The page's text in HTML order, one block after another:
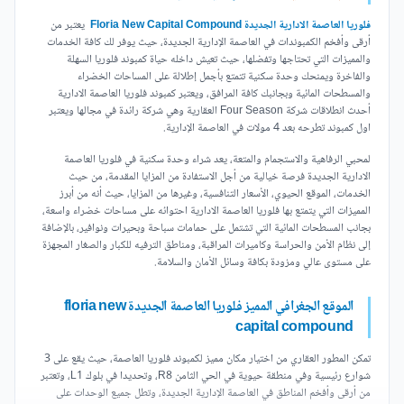
فلوريا العاصمة الادارية الجديدة Floria New Capital Compound
يعتبر من
أرقى وأفخم الكمبوندات في العاصمة الإدارية الجديدة، حيث يوفر لك كافة الخدمات
والمميزات التي تحتاجها وتفضلها، حيث تعيش داخله حياة كمبوند فلوريا السهلة
والفاخرة ويمنحك وحدة سكنية تتمتع بأجمل إطلالة على المساحات الخضراء
والمسطحات المائية وبجانبك كافة المرافق، ويعتبر كمبوند فلوريا العاصمة الادارية
أحدث انطلاقات شركة Four Season العقارية وهي شركة رائدة في مجالها ويعتبر
اول كمبوند تطرحه بعد 4 مولات في العاصمة الإدارية.
لمحبي الرفاهية والاستجمام والمتعة، يعد شراء وحدة سكنية في فلوريا العاصمة
الادارية الجديدة فرصة خيالية من أجل الاستفادة من المزايا المقدمة، من حيث
الخدمات، الموقع الحيوي، الأسعار التنافسية، وغيرها من المزايا، حيث أنه من أبرز
المميزات التي يتمتع بها فلوريا العاصمة الادارية احتوائه على مساحات خضراء واسعة،
بجانب المسطحات المائية التي تشتمل على حمامات سباحة وبحيرات ونوافير، بالإضافة
إلى نظام الأمن والحراسة وكاميرات المراقبة، ومناطق الترفيه للكبار والصغار المجهزة
على مستوى عالي ومزودة بكافة وسائل الأمان والسلامة.
الموقع الجغرافي المميز فلوريا العاصمة الجديدة floria new
capital compound
تمكن المطور العقاري من اختيار مكان مميز لكمبوند فلوريا العاصمة، حيث يقع على 3
شوارع رئيسية وفي منطقة حيوية في الحي الثامن R8، وتحديدا في بلوك L1، وتعتبر
من أرقى وأفخم المناطق في العاصمة الإدارية الجديدة، وتطل جميع الوحدات على